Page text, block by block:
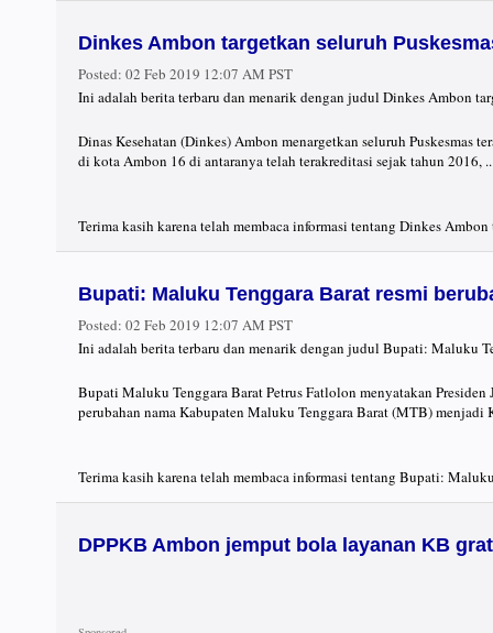
Dinkes Ambon targetkan seluruh
Posted: 02 Feb 2019 12:07 AM PST
Ini adalah berita terbaru dan menarik dengan judul Dinkes Ambon
Dinas Kesehatan (Dinkes) Ambon menargetkan seluruh Puskesmas
di kota Ambon 16 di antaranya telah terakreditasi sejak tahun 2016,
Terima kasih karena telah membaca informasi tentang Dinkes
Bupati: Maluku Tenggara Barat resmi
Posted: 02 Feb 2019 12:07 AM PST
Ini adalah berita terbaru dan menarik dengan judul Bupati: Maluku
Bupati Maluku Tenggara Barat Petrus Fatlolon menyatakan
perubahan nama Kabupaten Maluku Tenggara Barat (MTB) menjadi
Terima kasih karena telah membaca informasi tentang Bupati:
DPPKB Ambon jemput bola layanan KB